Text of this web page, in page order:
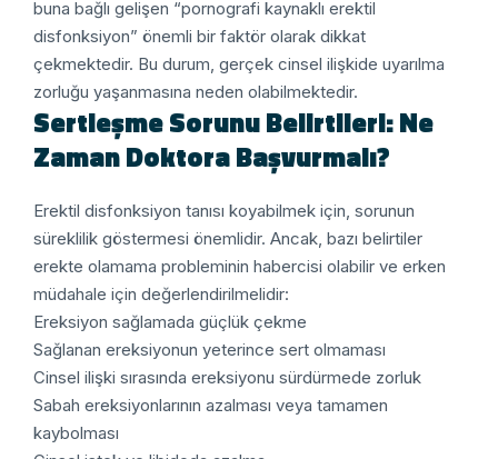
buna bağlı gelişen “pornografi kaynaklı erektil
disfonksiyon” önemli bir faktör olarak dikkat
çekmektedir. Bu durum, gerçek cinsel ilişkide uyarılma
zorluğu yaşanmasına neden olabilmektedir.
Sertleşme Sorunu Belirtileri: Ne
Zaman Doktora Başvurmalı?
Erektil disfonksiyon tanısı koyabilmek için, sorunun
süreklilik göstermesi önemlidir. Ancak, bazı belirtiler
erekte olamama probleminin habercisi olabilir ve erken
müdahale için değerlendirilmelidir:
Ereksiyon sağlamada güçlük çekme
Sağlanan ereksiyonun yeterince sert olmaması
Cinsel ilişki sırasında ereksiyonu sürdürmede zorluk
Sabah ereksiyonlarının azalması veya tamamen
kaybolması